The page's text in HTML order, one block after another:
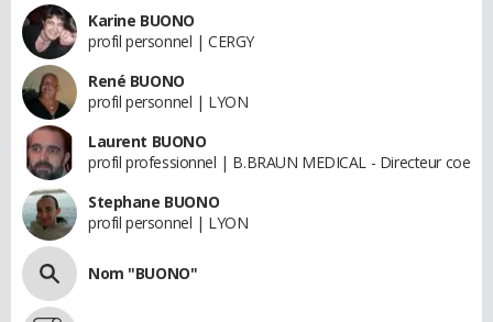
Karine BUONO
profil personnel | CERGY
René BUONO
profil personnel | LYON
Laurent BUONO
profil professionnel | B.BRAUN MEDICAL - Directeur coe
Stephane BUONO
profil personnel | LYON
Nom "BUONO"